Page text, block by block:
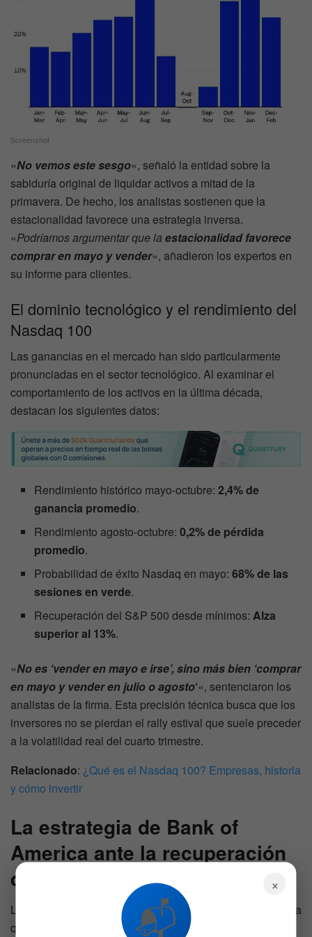
Screenshot
«No vemos este sesgo«, señaló la entidad sobre la
sabiduría original de liquidar activos a mitad de la
primavera. De hecho, los analistas sostienen que la
estacionalidad favorece una estrategia inversa.
«Podríamos argumentar que la estacionalidad favorece
comprar en mayo y vender«, añadieron los expertos en
su informe para clientes.
El dominio tecnológico y el rendimiento del
Nasdaq 100
Las ganancias en el mercado han sido particularmente
pronunciadas en el sector tecnológico. Al examinar el
comportamiento de los activos en la última década,
destacan los siguientes datos:
Rendimiento histórico mayo-octubre:2,4% de
ganancia promedio.
Rendimiento agosto-octubre:0,2% de pérdida
promedio.
Probabilidad de éxito Nasdaq en mayo:68% de las
sesiones en verde.
Recuperación del S&P 500 desde mínimos:Alza
superior al 13%.
«No es ‘vender en mayo e irse’, sino más bien ‘comprar
en mayo y vender en julio o agosto‘«, sentenciaron los
analistas de la firma. Esta precisión técnica busca que los
inversores no se pierdan el rally estival que suele preceder
a la volatilidad real del cuarto trimestre.
Relacionado: ¿Qué es el Nasdaq 100? Empresas, historia
y cómo invertir
La estrategia de Bank of
America ante la recuperación
del mercado
Las
han rebotado durante el último mes a medida
que los inversores descuentan un mayor optimismo en
×
📬